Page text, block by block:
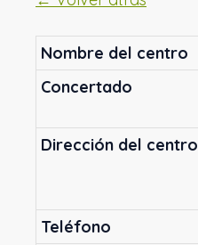
Nombre del centro
Concertado
Dirección del centro
Teléfono